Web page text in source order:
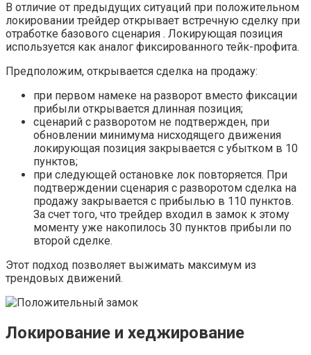
В отличие от предыдущих ситуаций при положительном
локировании трейдер открывает встречную сделку при
отработке базового сценария . Локирующая позиция
используется как аналог фиксированного тейк-профита.
Предположим, открывается сделка на продажу:
при первом намеке на разворот вместо фиксации
прибыли открывается длинная позиция;
сценарий с разворотом не подтвержден, при
обновлении минимума нисходящего движения
локирующая позиция закрывается с убытком в 10
пунктов;
при следующей остановке лок повторяется. При
подтверждении сценария с разворотом сделка на
продажу закрывается с прибылью в 110 пунктов.
За счет того, что трейдер входил в замок к этому
моменту уже накопилось 30 пунктов прибыли по
второй сделке.
Этот подход позволяет выжимать максимум из
трендовых движений.
Локирование и хеджирование